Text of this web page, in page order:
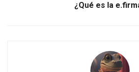
¿Qué es la